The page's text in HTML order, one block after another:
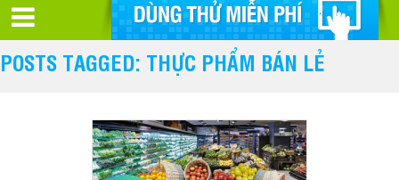
POSTS TAGGED: THỰC PHẨM BÁN LẺ